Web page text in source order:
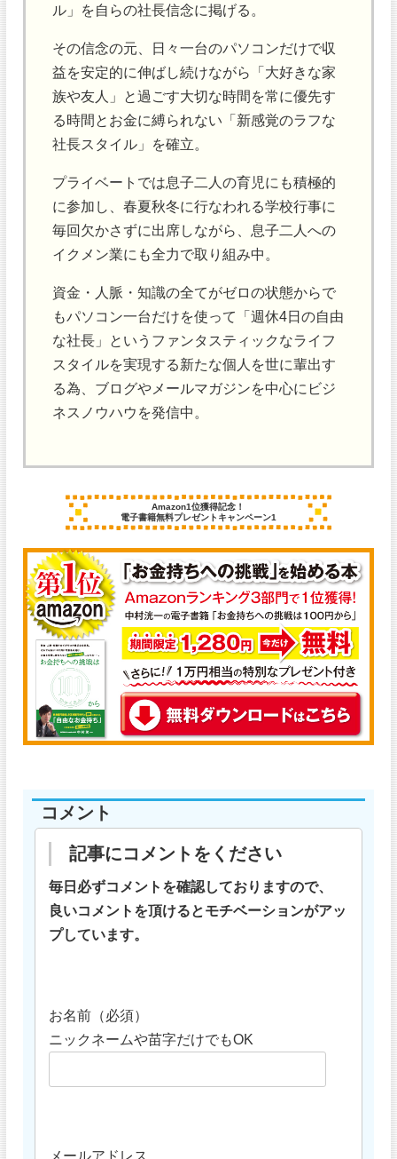
ル」を自らの社長信念に掲げる。
その信念の元、日々一台のパソコンだけで収
益を安定的に伸ばし続けながら「大好きな家
族や友人」と過ごす大切な時間を常に優先す
る時間とお金に縛られない「新感覚のラフな
社長スタイル」を確立。
プライベートでは息子二人の育児にも積極的
に参加し、春夏秋冬に行なわれる学校行事に
毎回欠かさずに出席しながら、息子二人への
イクメン業にも全力で取り組み中。
資金・人脈・知識の全てがゼロの状態からで
もパソコン一台だけを使って「週休4日の自由
な社長」というファンタスティックなライフ
スタイルを実現する新たな個人を世に輩出す
る為、ブログやメールマガジンを中心にビジ
ネスノウハウを発信中。
Amazon1位獲得記念！
電子書籍無料プレゼントキャンペーン1
コメント
記事にコメントをください
毎日必ずコメントを確認しておりますので、
良いコメントを頂けるとモチベーションがアッ
プしています。
お名前（必須）
ニックネームや苗字だけでもOK
メールアドレス